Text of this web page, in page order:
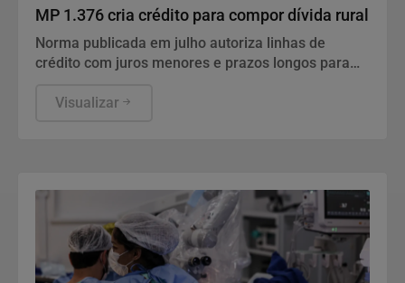
MP 1.376 cria crédito para compor dívida rural
Norma publicada em julho autoriza linhas de
crédito com juros menores e prazos longos para
safra. Benjamim Morais, CEO do escritório CBM,
Visualizar